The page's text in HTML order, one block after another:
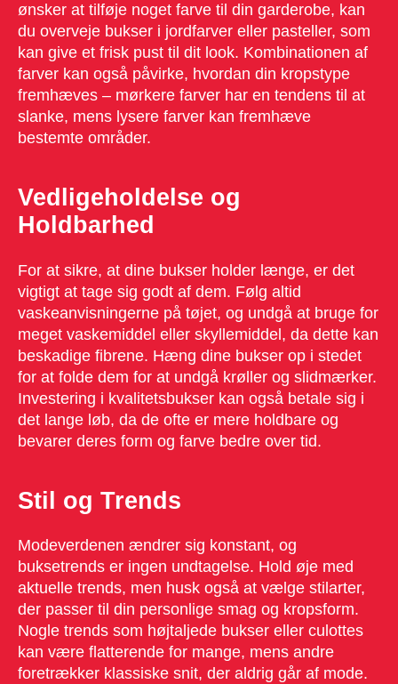
ønsker at tilføje noget farve til din garderobe, kan
du overveje bukser i jordfarver eller pasteller, som
kan give et frisk pust til dit look. Kombinationen af
farver kan også påvirke, hvordan din kropstype
fremhæves – mørkere farver har en tendens til at
slanke, mens lysere farver kan fremhæve
bestemte områder.
Vedligeholdelse og
Holdbarhed
For at sikre, at dine bukser holder længe, er det
vigtigt at tage sig godt af dem. Følg altid
vaskeanvisningerne på tøjet, og undgå at bruge for
meget vaskemiddel eller skyllemiddel, da dette kan
beskadige fibrene. Hæng dine bukser op i stedet
for at folde dem for at undgå krøller og slidmærker.
Investering i kvalitetsbukser kan også betale sig i
det lange løb, da de ofte er mere holdbare og
bevarer deres form og farve bedre over tid.
Stil og Trends
Modeverdenen ændrer sig konstant, og
buksetrends er ingen undtagelse. Hold øje med
aktuelle trends, men husk også at vælge stilarter,
der passer til din personlige smag og kropsform.
Nogle trends som højtaljede bukser eller culottes
kan være flatterende for mange, mens andre
foretrækker klassiske snit, der aldrig går af mode.